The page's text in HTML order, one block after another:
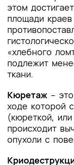
этом
площади
«хлебного
подлежит
ткани.
Кюретаж –
ходе которой
(кюреткой,
происходит
опухоли с